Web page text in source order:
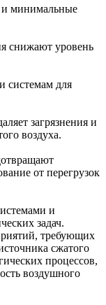
и минимальные
снижают уровень
системам для
загрязнения и
воздуха.
от перегрузок
и
задач.
требующих
сжатого
процессов,
воздушного